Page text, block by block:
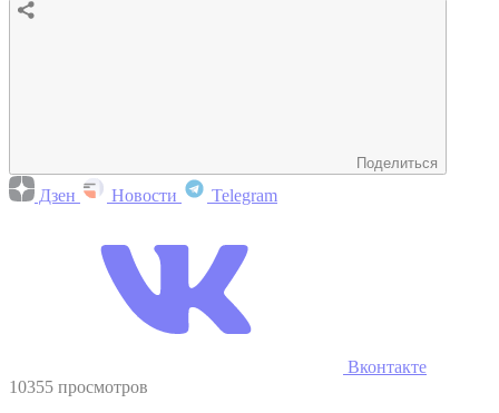
Поделиться
Дзен Новости Telegram
Вконтакте
10355 просмотров